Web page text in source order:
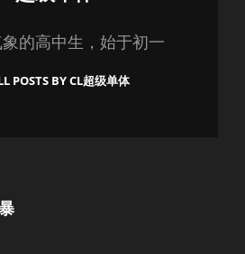
的高中生，始于初一
POSTS BY CL超级单体